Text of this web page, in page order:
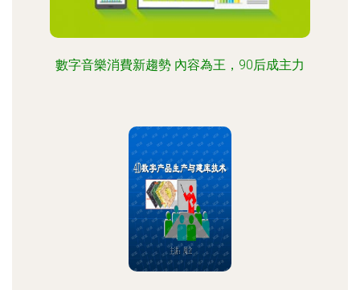
數字音樂消費新趨勢 內容為王，90后成主力